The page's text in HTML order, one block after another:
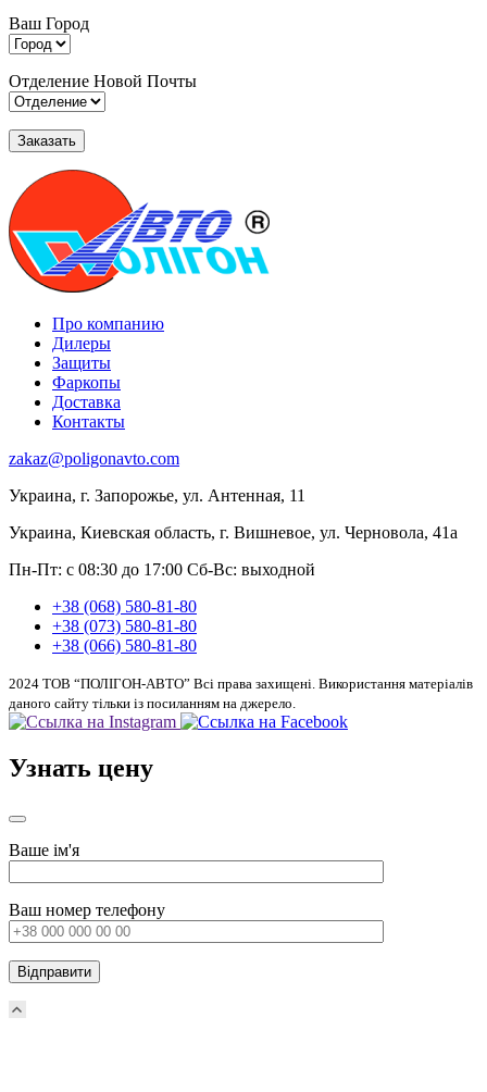
Ваш Город
Отделение Новой Почты
Про компанию
Дилеры
Защиты
Фаркопы
Доставка
Контакты
zakaz@poligonavto.com
Украина, г. Запорожье, ул. Антенная, 11
Украина, Киевская область, г. Вишневое, ул. Черновола, 41а
Пн-Пт: с 08:30 до 17:00 Сб-Вс: выходной
+38 (068) 580-81-80
+38 (073) 580-81-80
+38 (066) 580-81-80
2024 ТОВ “ПОЛІГОН-АВТО” Всі права захищені. Використання матеріалів
даного сайту тільки із посиланням на джерело.
Узнать цену
Ваше ім'я
Ваш номер телефону